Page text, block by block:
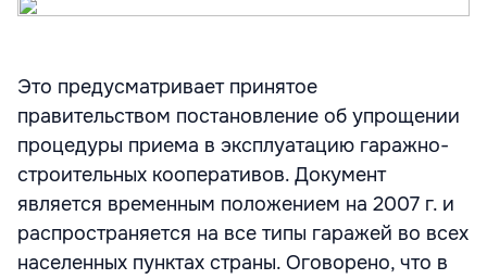
Это предусматривает принятое
правительством постановление об упрощении
процедуры приема в эксплуатацию гаражно-
строительных кооперативов. Документ
является временным положением на 2007 г. и
распространяется на все типы гаражей во всех
населенных пунктах страны. Оговорено, что в